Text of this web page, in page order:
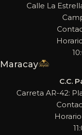
Calle La
Maracay
C.C.
Carreta AR-42: